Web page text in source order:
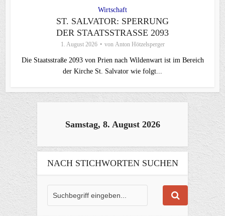
Wirtschaft
ST. SALVATOR: SPERRUNG
DER STAATSSTRASSE 2093
1. August 2026 von Anton Hötzelsperger
Die Staatsstraße 2093 von Prien nach Wildenwart ist im Bereich
der Kirche St. Salvator wie folgt...
Samstag, 8. August 2026
NACH STICHWORTEN SUCHEN